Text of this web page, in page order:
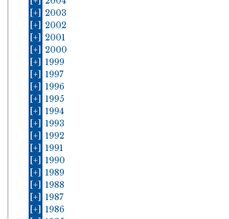
[+]
2003
[+]
2002
[+]
2001
[+]
2000
[+]
1999
[+]
1997
[+]
1996
[+]
1995
[+]
1994
[+]
1993
[+]
1992
[+]
1991
[+]
1990
[+]
1989
[+]
1988
[+]
1987
[+]
1986